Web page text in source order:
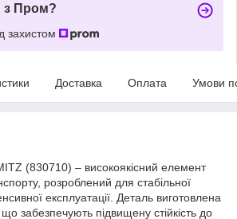
з Пром?
захистом
Доставка Оплата Умови
(830710) – високоякісний елемент
розроблений для стабільної
експлуатації. Деталь виготовлена
забезпечують підвищену стійкість до